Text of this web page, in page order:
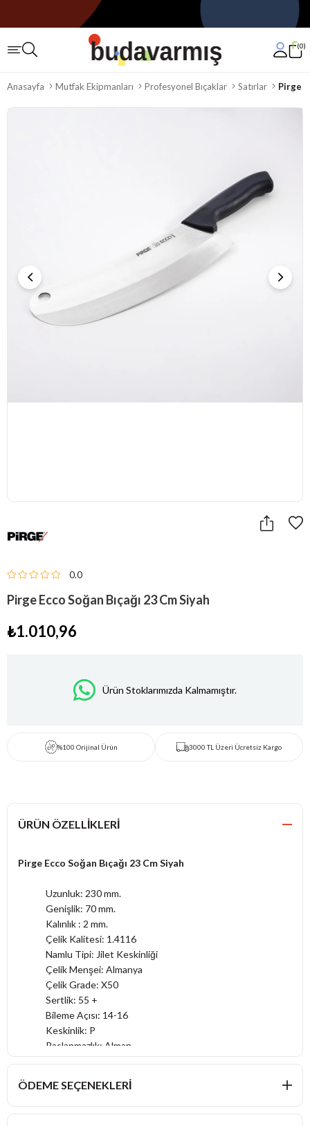
0
Anasayfa Mutfak Ekipmanları Profesyonel Bıçaklar Satırlar Pirge
0.0
Pirge Ecco Soğan Bıçağı 23 Cm Siyah
₺1.010,96
Ürün Stoklarımızda Kalmamıştır.
%100 Orijinal Ürün 3000 TL Üzeri Ücretsiz Kargo
ÜRÜN ÖZELLIKLERI
Pirge Ecco Soğan Bıçağı 23 Cm Siyah
Uzunluk: 230 mm.
Genişlik: 70 mm.
Kalınlık : 2 mm.
Çelik Kalitesi: 1.4116
Namlu Tipi: Jilet Keskinliği
Çelik Menşei: Almanya
Çelik Grade: X50
Sertlik: 55 +
Bileme Açısı: 14-16
Keskinlik: P
Paslanmazlık: Alman
Kimler İçin: Genç Şefler
ÖDEME SEÇENEKLERI